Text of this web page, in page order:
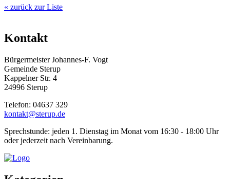
« zurück zur Liste
Kontakt
Bürgermeister Johannes-F. Vogt
Gemeinde Sterup
Kappelner Str. 4
24996 Sterup
Telefon: 04637 329
kontakt@sterup.de
Sprechstunde: jeden 1. Dienstag im Monat vom 16:30 - 18:00 Uhr
oder jederzeit nach Vereinbarung.